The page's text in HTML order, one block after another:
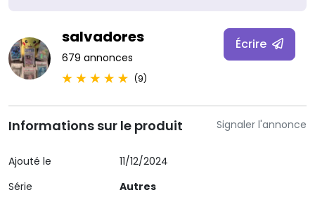
salvadores
679 annonces
(9)
Écrire
Signaler l'annonce
Informations sur le produit
Ajouté le
11/12/2024
Série
Autres